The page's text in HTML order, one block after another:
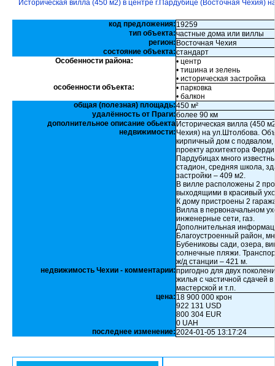
Историческая вилла (450 м2) в центре г.Пардубице (Восточная Чехия)
код предложения: 19259
тип объекта:частные дома или виллы
регион: Восточная Чехия
состояние объекта:стандарт
Особенности района:
• центр
• тишина и зелень
• историческая застройка
особенности объекта:
• парковка
• балкон
общая (полезная) площадь:450 м²
удалённость от Праги:более 90 км
дополнительное описание обьекта
недвижимости:
Историческая вилла (450
Чехия) на ул.Штолбова.
кирпичный дом с
проекту архитектора
Пардубицах много
стадион, средняя школа,
застройки – 409 м2.
В вилле расположены 2
выходящими в красивый
К дому пристроены 2
Вилла в первоначальном
инженерные сети, газ.
Дополнительная
Благоустроенный район,
Бубениковы сади, озера,
солнечные пляжи.
ж/д станции – 421 м.
недвижимость Чехии - комментарии:пригодно для двух
жилья с частичной сдачей
мастерской и т.п.
цена: 18 900 000 крон
922 131 USD
800 304 EUR
0 UAH
последнее изменение:2024-01-05 13:17:24